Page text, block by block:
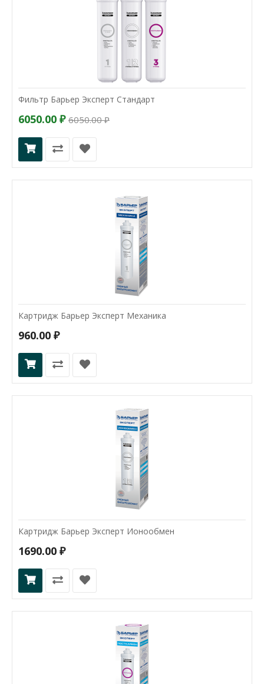
Фильтр Барьер Эксперт Стандарт
6050.00 ₽ 6050.00 ₽
Картридж Барьер Эксперт Механика
960.00 ₽
Картридж Барьер Эксперт Ионообмен
1690.00 ₽